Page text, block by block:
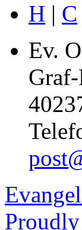
H | C
Ev.